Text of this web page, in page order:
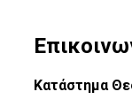
Κατάστημα